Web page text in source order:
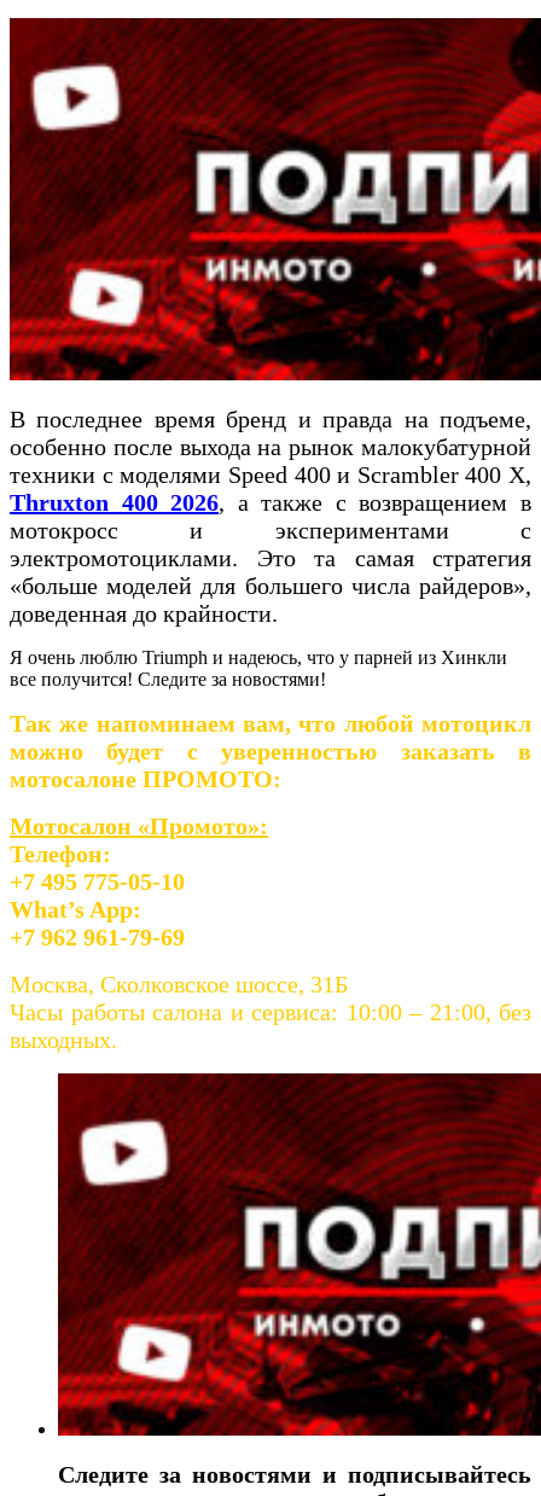
В последнее время бренд и правда на подъеме,
особенно после выхода на рынок малокубатурной
техники с моделями Speed 400 и Scrambler 400 X,
Thruxton 400 2026, а также с возвращением в
мотокросс и экспериментами с
электромотоциклами. Это та самая стратегия
«больше моделей для большего числа райдеров»,
доведенная до крайности.
Я очень люблю Triumph и надеюсь, что у парней из Хинкли
все получится! Следите за новостями!
Так же напоминаем вам, что любой мотоцикл
можно будет с уверенностью заказать в
мотосалоне ПРОМОТО:
Мотосалон «Промото»:
Телефон:
+7 495 775-05-10
What’s App:
+7 962 961-79-69
Москва, Сколковское шоссе, 31Б
Часы работы салона и сервиса: 10:00 – 21:00, без
выходных.
Следите за новостями и подписывайтесь